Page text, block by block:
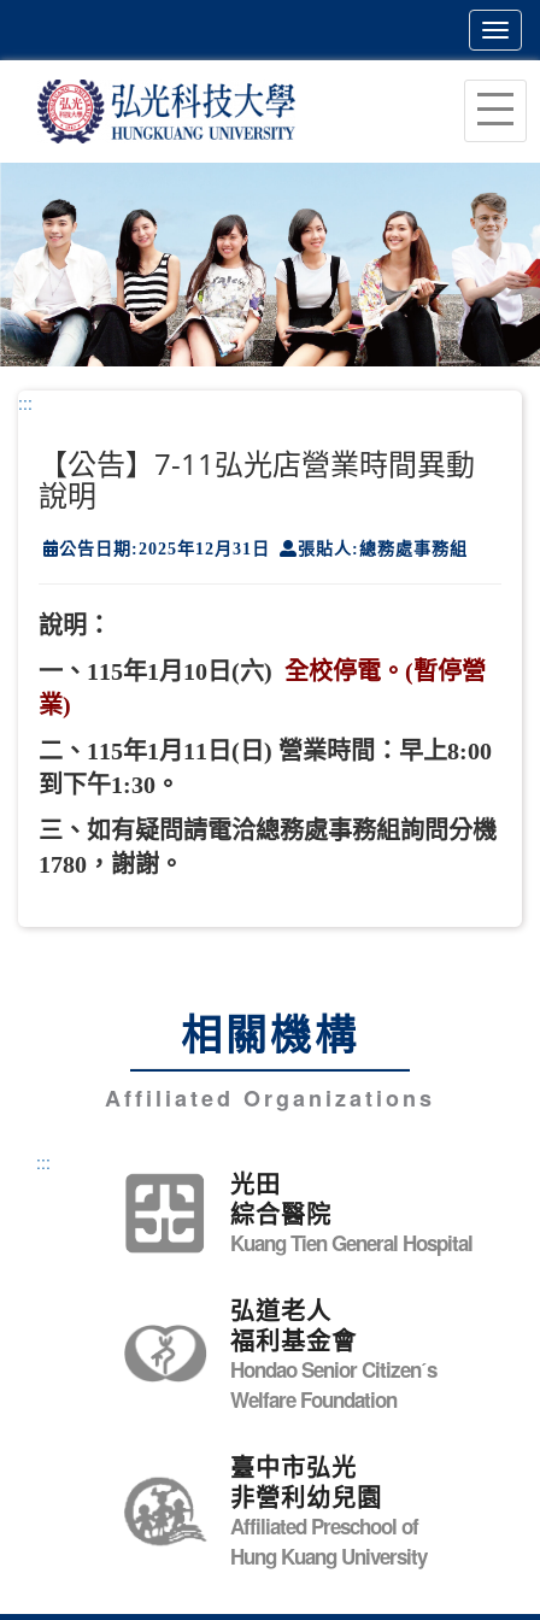
主
容
區
塊
:::
【公告】7-11弘光店營業時間異動
說明
公告日期:2025年12月31日 張貼人:總務處事務組
說明：
一、115年1月10日(六) 全校停電。(暫停營
業)
二、115年1月11日(日) 營業時間：早上8:00
到下午1:30。
三、如有疑問請電洽總務處事務組詢問分機
1780，謝謝。
相關機構
Affiliated Organizations
:::
光田
綜合醫院
Kuang Tien General Hospital
弘道老人
福利基金會
Hondao Senior Citizenˊs
Welfare Foundation
臺中市弘光
非營利幼兒園
Affiliated Preschool of
Hung Kuang University